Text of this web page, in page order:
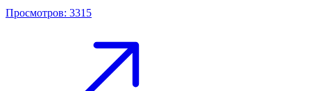
Просмотров: 3315